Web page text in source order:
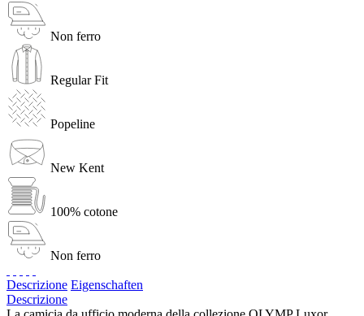
Non ferro
Regular Fit
Popeline
New Kent
100% cotone
Non ferro
Descrizione Eigenschaften
Descrizione